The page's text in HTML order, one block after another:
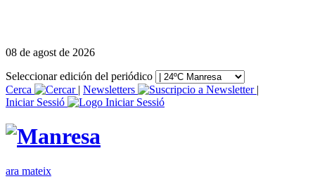
08 de agost de 2026
Seleccionar edición del periódico
Cerca
| Newsletters
|
Iniciar Sessió
ara mateix